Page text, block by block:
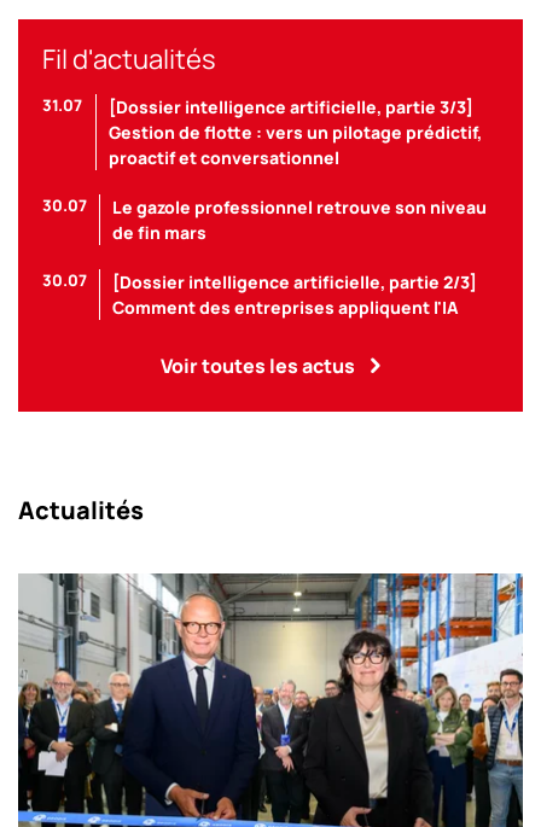
Fil d'actualités
31.07
[Dossier intelligence artificielle, partie 3/3]
Gestion de flotte : vers un pilotage prédictif,
proactif et conversationnel
30.07
Le gazole professionnel retrouve son niveau
de fin mars
30.07
[Dossier intelligence artificielle, partie 2/3]
Comment des entreprises appliquent l'IA
Voir toutes les actus
Actualités